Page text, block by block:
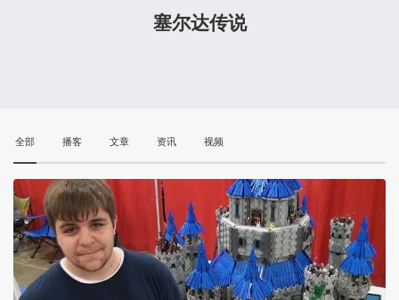
塞尔达传说
全部 播客 文章 资讯 视频